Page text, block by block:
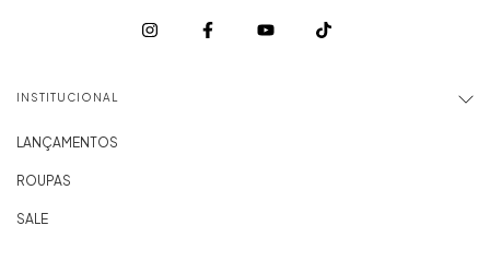
INSTITUCIONAL
LANÇAMENTOS
ROUPAS
SALE